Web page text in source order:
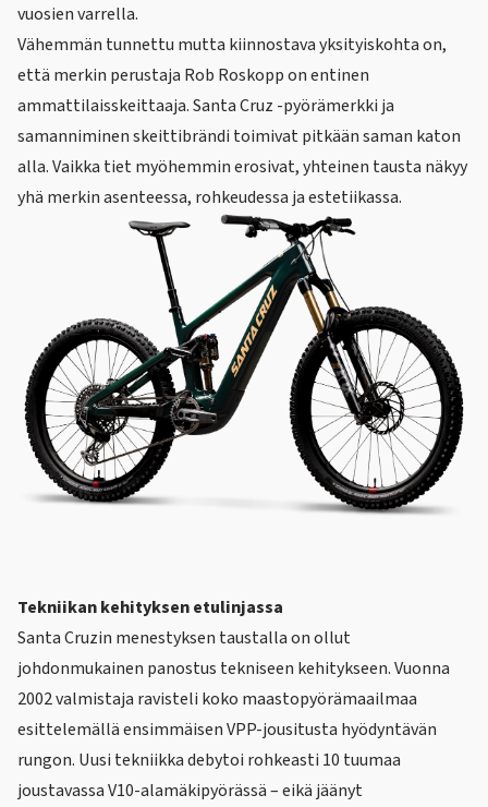
vuosien varrella.
Vähemmän tunnettu mutta kiinnostava yksityiskohta on,
että merkin perustaja Rob Roskoppon entinen
ammattilaisskeittaaja. Santa Cruz -pyörämerkki ja
samanniminen skeittibrändi toimivat pitkään saman katon
alla. Vaikka tiet myöhemmin erosivat, yhteinen tausta näkyy
yhä merkin asenteessa, rohkeudessa ja estetiikassa.
Tekniikan kehityksen etulinjassa
Santa Cruzin menestyksen taustalla on ollut
johdonmukainen panostus tekniseen kehitykseen. Vuonna
2002 valmistaja ravisteli koko maastopyörämaailmaa
esittelemällä ensimmäisenVPP-jousitusta hyödyntävän
rungon. Uusi tekniikka debytoi rohkeasti 10 tuumaa
joustavassa V10-alamäkipyörässä – eikä jäänyt